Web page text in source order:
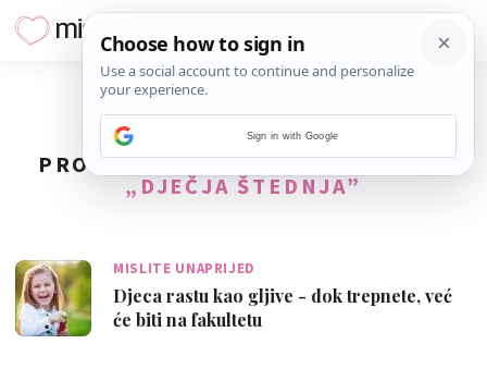
PRONAĐENO4REZULTATA ZA TAG
„DJEČJA ŠTEDNJA”
MISLITE UNAPRIJED
Djeca rastu kao gljive - dok trepnete, već
će biti na fakultetu
Sign in with Google